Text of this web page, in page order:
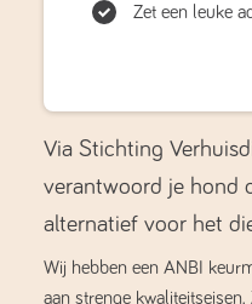
Zet een leuke
Via Stichting
verantwoord je hond
alternatief voor het
Wij hebben een ANBI
aan strenge